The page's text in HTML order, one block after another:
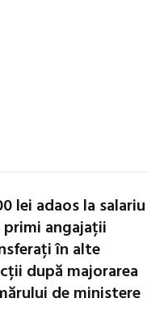
lei adaos la salariu
angajații
în alte
după majorarea
de ministere